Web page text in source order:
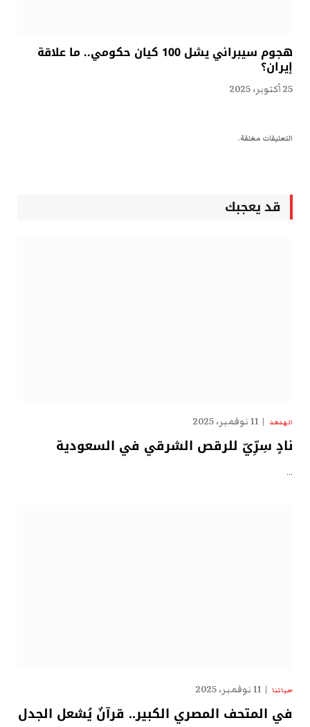
هجوم سيبراني يشل 100 كيان حكومي.. ما علاقة
إيران؟
25 أكتوبر، 2025
التعليقات مغلقة.
قد يعجبك
الهدهد 11 نوفمبر، 2025
نادٍ سِرِّيّ للرقص الشرقي في السعودية
…
حياتنا 11 نوفمبر، 2025
في المتحف المصري الكبير.. قرآنٌ يُشعل الجدل